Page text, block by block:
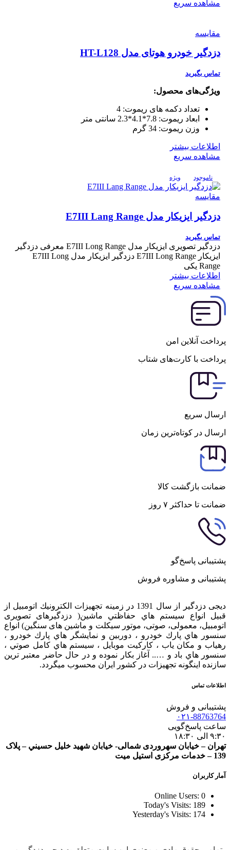
مشاهده سریع
مقایسه
دزدگیر خودرو هوتای مدل HT-L128
تماس بگیرید
ویژگی‌های محصول:
تعداد دکمه های ریموت: 4
ابعاد ریموت: 7.8*4.1*2.3 سانتی متر
وزن ریموت: 34 گرم
اطلاعات بیشتر
مشاهده سریع
ناموجود ویژه
مقایسه
دزدگیر ایزیکار مدل E7III Lang Range
تماس بگیرید
دزدگیر تصویری ایزیکار مدل E7III Long Range معرفی دزدگیر
ایزیکار E7III Long Range دزدگیر ایزیکار مدل E7III Long
Range یکی
اطلاعات بیشتر
مشاهده سریع
پرداخت آنلاین امن
پرداخت با کارت‌های شتاب
ارسال سریع
ارسال در کوتاه‌ترین زمان
ضمانت بازگشت کالا
ضمانت تا حداکثر ۷ روز
پشتیبانی پاسخ‌گو
پشتیبانی و مشاوره فروش
دیجی دزدگیر از سال 1391 در زمينه تجهيزات الكترونيك اتومبیل از
قبيل انواع سيستم هاي حفاظتي ماشین( دزدگيرهای تصویری
اتومبیل، معمولی، صوتی، موتور سیکلت و ماشین های سنگین) انواع
سنسور هاي پارك خودرو ، دوربين و نمايشگر هاي پارك خودرو ،
رهياب و مكان ياب ، كاركيت موبايل ، سيستم هاي كامل صوتي ،
سنسور هاي باد و ….. آغاز بكار نموده و در حال حاضر معتبر ترين
سازنده اينگونه تجهيزات در كشور ایران محسوب ميگردد.
اطلاعات تماس
پشتیبانی و فروش
۰۲۱-88763764
ساعت پاسخ‌گویی
۹:۳۰ الی ۱۸:۳۰
تهران – خيابان سهروردی شمالی- خيابان شهيد خليل حسيني – پلاک
139 – خدمات مرکزی استیل میت
آمار کاربران
Online Users: 0
Today's Visits: 189
Yesterday's Visits: 174